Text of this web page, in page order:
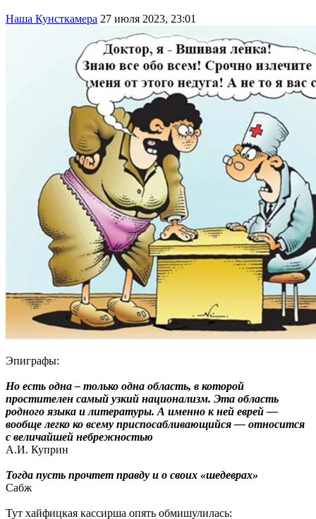
Наша Кунсткамера 27 июля 2023, 23:01
Эпиграфы:
Но есть одна – только одна область, в которой
простителен самый узкий национализм. Эта область
родного языка и литературы. А именно к ней еврей —
вообще легко ко всему приспосабливающийся — относится
с величайшей небрежностью
А.И. Куприн
Тогда пусть прочтет правду и о своих «шедеврах»
Сабж
Тут хайфицкая кассирша опять обмишулилась: